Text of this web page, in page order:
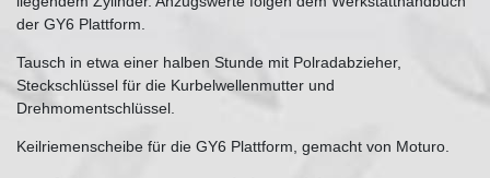
der GY6 Plattform.
Tausch in etwa einer halben Stunde mit Polradabzieher,
Steckschlüssel für die Kurbelwellenmutter und
Drehmomentschlüssel.
Keilriemenscheibe für die GY6 Plattform, gemacht von Moturo.